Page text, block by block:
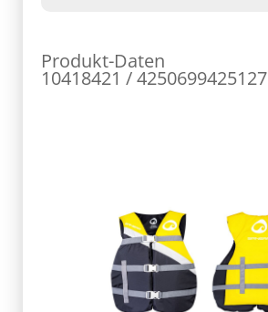
Produkt-Daten
10418421 / 4250699425127